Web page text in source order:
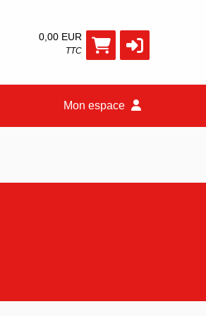
0,00 EUR
TTC
Mon espace